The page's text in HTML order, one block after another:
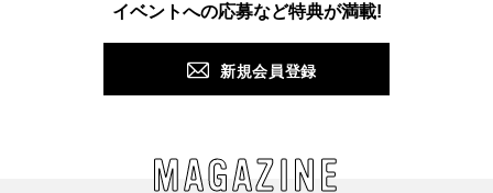
イベントへの応募など特典が満載!
新規会員登録
MAGAZINE